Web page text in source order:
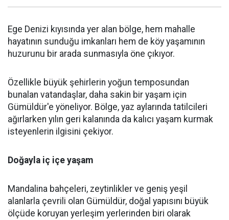
Ege Denizi kıyısında yer alan bölge, hem mahalle
hayatının sunduğu imkanları hem de köy yaşamının
huzurunu bir arada sunmasıyla öne çıkıyor.
Özellikle büyük şehirlerin yoğun temposundan
bunalan vatandaşlar, daha sakin bir yaşam için
Gümüldür'e yöneliyor. Bölge, yaz aylarında tatilcileri
ağırlarken yılın geri kalanında da kalıcı yaşam kurmak
isteyenlerin ilgisini çekiyor.
Doğayla iç içe yaşam
Mandalina bahçeleri, zeytinlikler ve geniş yeşil
alanlarla çevrili olan Gümüldür, doğal yapısını büyük
ölçüde koruyan yerleşim yerlerinden biri olarak